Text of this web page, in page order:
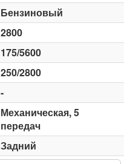
Бензиновый
2800
175/5600
250/2800
-
Механическая, 5
передач
Задний